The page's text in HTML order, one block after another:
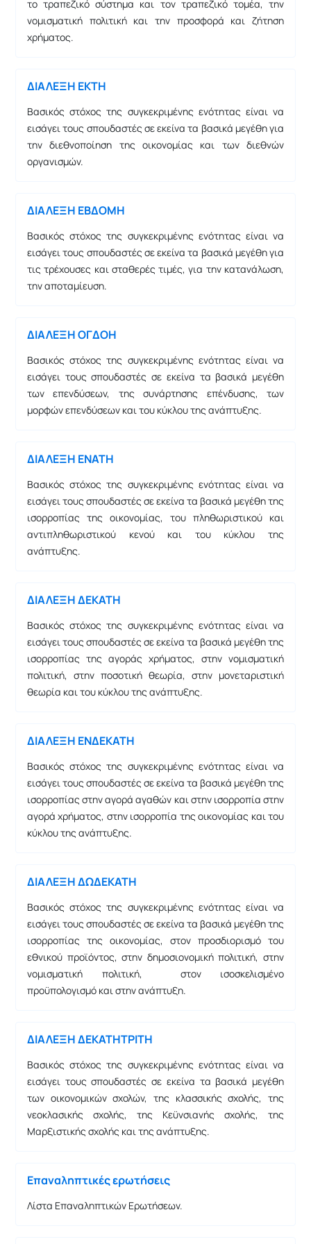
το τραπεζικό σύστημα και τον τραπεζικό τομέα, την
νομισματική πολιτική και την προσφορά και ζήτηση
χρήματος.
ΔΙΑΛΕΞΗ ΕΚΤΗ
Βασικός στόχος της συγκεκριμένης ενότητας είναι να
εισάγει τους σπουδαστές σε εκείνα τα βασικά μεγέθη για
την διεθνοποίηση της οικονομίας και των διεθνών
οργανισμών.
ΔΙΑΛΕΞΗ ΕΒΔΟΜΗ
Βασικός στόχος της συγκεκριμένης ενότητας είναι να
εισάγει τους σπουδαστές σε εκείνα τα βασικά μεγέθη για
τις τρέχουσες και σταθερές τιμές, για την κατανάλωση,
την αποταμίευση.
ΔΙΑΛΕΞΗ ΟΓΔΟΗ
Βασικός στόχος της συγκεκριμένης ενότητας είναι να
εισάγει τους σπουδαστές σε εκείνα τα βασικά μεγέθη
των επενδύσεων, της συνάρτησης επένδυσης, των
μορφών επενδύσεων και του κύκλου της ανάπτυξης.
ΔΙΑΛΕΞΗ ΕΝΑΤΗ
Βασικός στόχος της συγκεκριμένης ενότητας είναι να
εισάγει τους σπουδαστές σε εκείνα τα βασικά μεγέθη της
ισορροπίας της οικονομίας, του πληθωριστικού και
αντιπληθωριστικού κενού και του κύκλου της
ανάπτυξης.
ΔΙΑΛΕΞΗ ΔΕΚΑΤΗ
Βασικός στόχος της συγκεκριμένης ενότητας είναι να
εισάγει τους σπουδαστές σε εκείνα τα βασικά μεγέθη της
ισορροπίας της αγοράς χρήματος, στην νομισματική
πολιτική, στην ποσοτική θεωρία, στην μονεταριστική
θεωρία και του κύκλου της ανάπτυξης.
ΔΙΑΛΕΞΗ ΕΝΔΕΚΑΤΗ
Βασικός στόχος της συγκεκριμένης ενότητας είναι να
εισάγει τους σπουδαστές σε εκείνα τα βασικά μεγέθη της
ισορροπίας στην αγορά αγαθών και στην ισορροπία στην
αγορά χρήματος, στην ισορροπία της οικονομίας και του
κύκλου της ανάπτυξης.
ΔΙΑΛΕΞΗ ΔΩΔΕΚΑΤΗ
Βασικός στόχος της συγκεκριμένης ενότητας είναι να
εισάγει τους σπουδαστές σε εκείνα τα βασικά μεγέθη της
ισορροπίας της οικονομίας, στον προσδιορισμό του
εθνικού προϊόντος, στην δημοσιονομική πολιτική, στην
νομισματική πολιτική, στον ισοσκελισμένο
προϋπολογισμό και στην ανάπτυξη.
ΔΙΑΛΕΞΗ ΔΕΚΑΤΗΤΡΙΤΗ
Βασικός στόχος της συγκεκριμένης ενότητας είναι να
εισάγει τους σπουδαστές σε εκείνα τα βασικά μεγέθη
των οικονομικών σχολών, της κλασσικής σχολής, της
νεοκλασικής σχολής, της Κεϋνσιανής σχολής, της
Μαρξιστικής σχολής και της ανάπτυξης.
Επαναληπτικές ερωτήσεις
Λίστα Επαναληπτικών Ερωτήσεων.